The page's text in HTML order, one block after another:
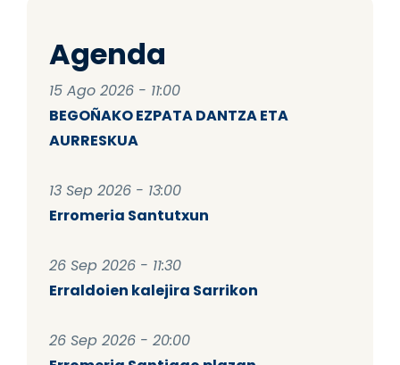
Agenda
15 Ago 2026 - 11:00
BEGOÑAKO EZPATA DANTZA ETA
AURRESKUA
13 Sep 2026 - 13:00
Erromeria Santutxun
26 Sep 2026 - 11:30
Erraldoien kalejira Sarrikon
26 Sep 2026 - 20:00